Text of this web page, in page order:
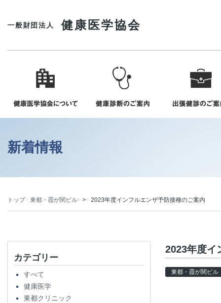
一般財団法人 健康医学協会
新着情報
トップ 東都・霞が関ビル > 2023年度インフルエンザ予防接種のご案内
カテゴリー
すべて
健康医学
東都クリニック
2023年度イ
東都・霞が関ビル